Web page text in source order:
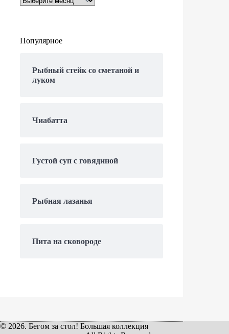
Популярное
Рыбный стейк со сметаной и
луком
Чиабатта
Густой суп с говядиной
Рыбная лазанья
Пита на сковороде
© 2026. Бегом за стол! Большая коллекция